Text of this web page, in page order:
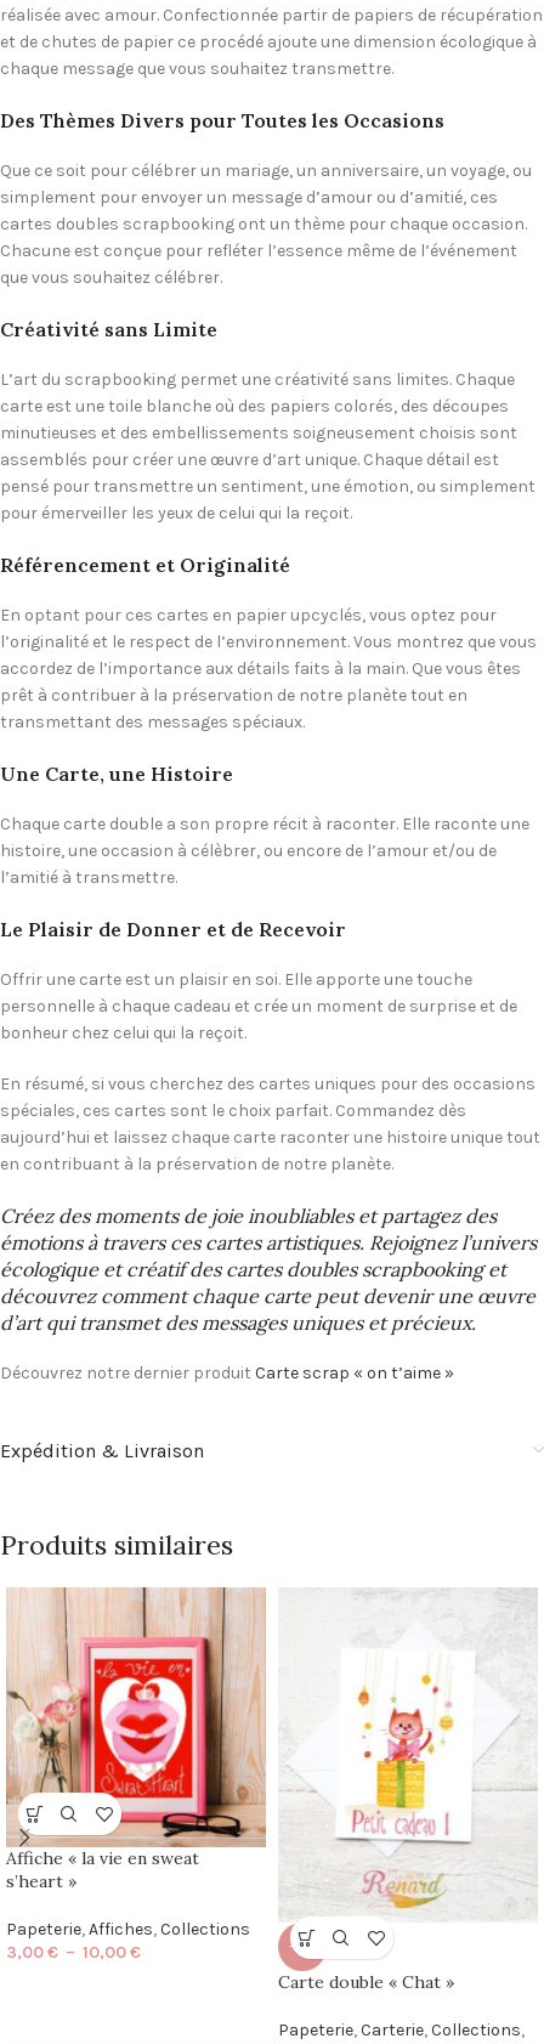
réalisée avec amour. Confectionnée partir de papiers de récupération
et de chutes de papier ce procédé ajoute une dimension écologique à
chaque message que vous souhaitez transmettre.
Des Thèmes Divers pour Toutes les Occasions
Que ce soit pour célébrer un mariage, un anniversaire, un voyage, ou
simplement pour envoyer un message d’amour ou d’amitié, ces
cartes doubles scrapbooking ont un thème pour chaque occasion.
Chacune est conçue pour refléter l’essence même de l’événement
que vous souhaitez célébrer.
Créativité sans Limite
L’art du scrapbooking permet une créativité sans limites. Chaque
carte est une toile blanche où des papiers colorés, des découpes
minutieuses et des embellissements soigneusement choisis sont
assemblés pour créer une œuvre d’art unique. Chaque détail est
pensé pour transmettre un sentiment, une émotion, ou simplement
pour émerveiller les yeux de celui qui la reçoit.
Référencement et Originalité
En optant pour ces cartes en papier upcyclés, vous optez pour
l’originalité et le respect de l’environnement. Vous montrez que vous
accordez de l’importance aux détails faits à la main. Que vous êtes
prêt à contribuer à la préservation de notre planète tout en
transmettant des messages spéciaux.
Une Carte, une Histoire
Chaque carte double a son propre récit à raconter. Elle raconte une
histoire, une occasion à célèbrer, ou encore de l’amour et/ou de
l’amitié à transmettre.
Le Plaisir de Donner et de Recevoir
Offrir une carte est un plaisir en soi. Elle apporte une touche
personnelle à chaque cadeau et crée un moment de surprise et de
bonheur chez celui qui la reçoit.
En résumé, si vous cherchez des cartes uniques pour des occasions
spéciales, ces cartes sont le choix parfait. Commandez dès
aujourd’hui et laissez chaque carte raconter une histoire unique tout
en contribuant à la préservation de notre planète.
Créez des moments de joie inoubliables et partagez des
émotions à travers ces cartes artistiques. Rejoignez l’univers
écologique et créatif des cartes doubles scrapbooking et
découvrez comment chaque carte peut devenir une œuvre
d’art qui transmet des messages uniques et précieux.
Découvrez notre dernier produit Carte scrap « on t’aime »
Expédition & Livraison
Produits similaires
Affiche « la vie en sweat
s’heart »
Papeterie,Affiches,Collections
3,00€ – 10,00€ -50%
Carte double « Chat »
Papeterie,Carterie,Collections,